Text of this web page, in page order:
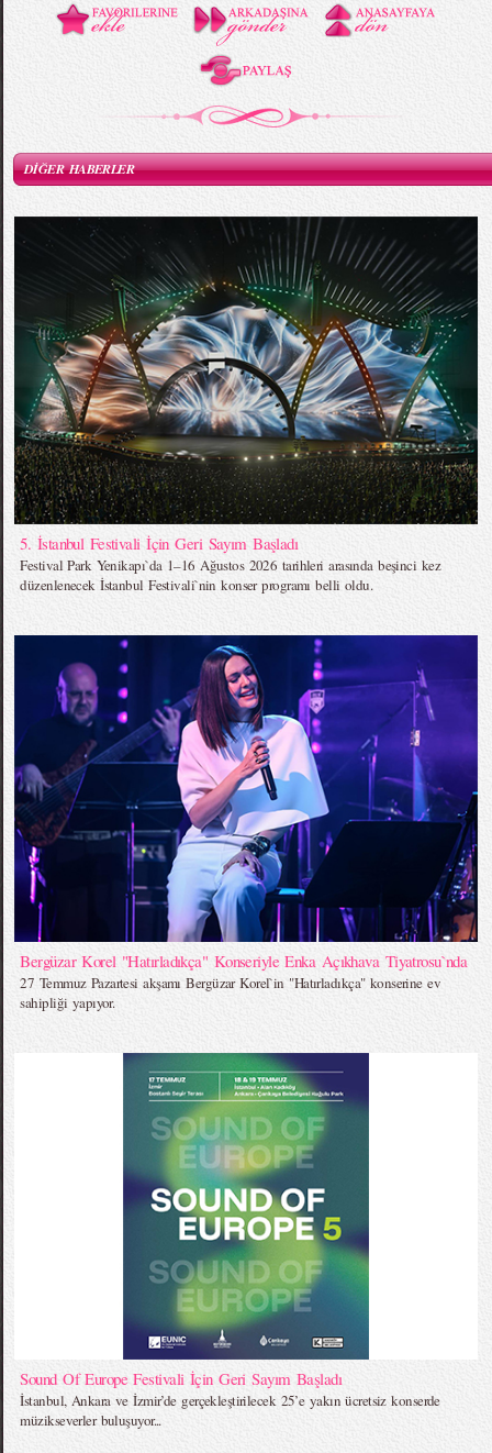
DİĞER HABERLER
5. İstanbul Festivali İçin Geri Sayım Başladı
Festival Park Yenikapı`da 1–16 Ağustos 2026 tarihleri arasında beşinci kez
düzenlenecek İstanbul Festivali`nin konser programı belli oldu.
Bergüzar Korel "Hatırladıkça" Konseriyle Enka Açıkhava Tiyatrosu`nda
27 Temmuz Pazartesi akşamı Bergüzar Korel`in "Hatırladıkça" konserine ev
sahipliği yapıyor.
Sound Of Europe Festivali İçin Geri Sayım Başladı
İstanbul, Ankara ve İzmir’de gerçekleştirilecek 25’e yakın ücretsiz konserde
müzikseverler buluşuyor...